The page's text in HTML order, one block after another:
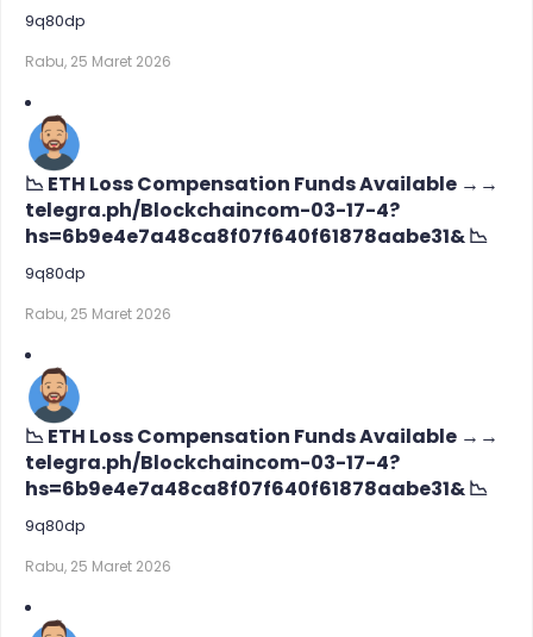
9q80dp
Rabu, 25 Maret 2026
📉 ETH Loss Compensation Funds Available →→
telegra.ph/Blockchaincom-03-17-4?
hs=6b9e4e7a48ca8f07f640f61878aabe31& 📉
9q80dp
Rabu, 25 Maret 2026
📉 ETH Loss Compensation Funds Available →→
telegra.ph/Blockchaincom-03-17-4?
hs=6b9e4e7a48ca8f07f640f61878aabe31& 📉
9q80dp
Rabu, 25 Maret 2026